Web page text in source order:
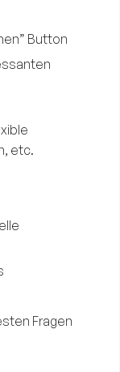
Button
etc.
Fragen